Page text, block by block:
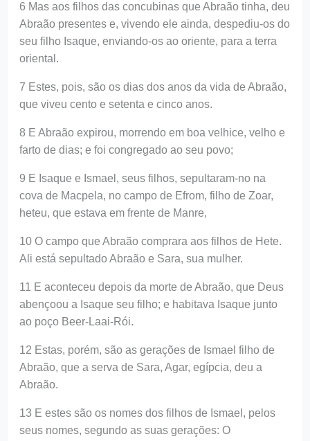
6 Mas aos filhos das concubinas que Abraão tinha, deu
Abraão presentes e, vivendo ele ainda, despediu-os do
seu filho Isaque, enviando-os ao oriente, para a terra
oriental.
7 Estes, pois, são os dias dos anos da vida de Abraão,
que viveu cento e setenta e cinco anos.
8 E Abraão expirou, morrendo em boa velhice, velho e
farto de dias; e foi congregado ao seu povo;
9 E Isaque e Ismael, seus filhos, sepultaram-no na
cova de Macpela, no campo de Efrom, filho de Zoar,
heteu, que estava em frente de Manre,
10 O campo que Abraão comprara aos filhos de Hete.
Ali está sepultado Abraão e Sara, sua mulher.
11 E aconteceu depois da morte de Abraão, que Deus
abençoou a Isaque seu filho; e habitava Isaque junto
ao poço Beer-Laai-Rói.
12 Estas, porém, são as gerações de Ismael filho de
Abraão, que a serva de Sara, Agar, egípcia, deu a
Abraão.
13 E estes são os nomes dos filhos de Ismael, pelos
seus nomes, segundo as suas gerações: O